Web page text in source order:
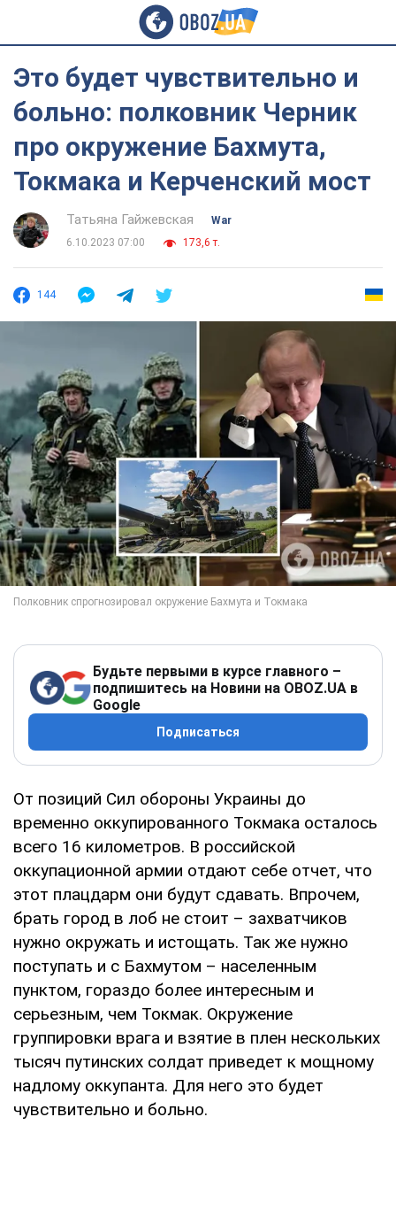
Это будет чувствительно и
больно: полковник Черник
про окружение Бахмута,
Токмака и Керченский мост
Татьяна Гайжевская
War
6.10.2023 07:00
173,6 т.
144
Будьте первыми в курсе главного –
подпишитесь на Новини на OBOZ.UA в
Google
Подписаться
От позиций Сил обороны Украины до
временно оккупированного Токмака осталось
всего 16 километров. В российской
оккупационной армии отдают себе отчет, что
этот плацдарм они будут сдавать. Впрочем,
брать город в лоб не стоит – захватчиков
нужно окружать и истощать. Так же нужно
поступать и с Бахмутом – населенным
пунктом, гораздо более интересным и
серьезным, чем Токмак. Окружение
группировки врага и взятие в плен нескольких
тысяч путинских солдат приведет к мощному
надлому оккупанта. Для него это будет
чувствительно и больно.